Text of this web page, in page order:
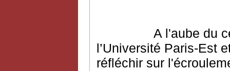
A l'aube du
l’Université Paris-Est
réfléchir sur